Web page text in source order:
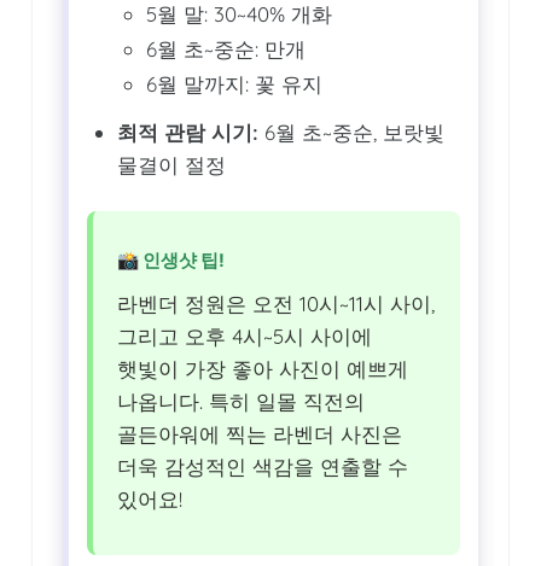
5월 말: 30~40% 개화
6월 초~중순: 만개
6월 말까지: 꽃 유지
최적 관람 시기: 6월 초~중순, 보랏빛
물결이 절정
📸 인생샷 팁!
라벤더 정원은 오전 10시~11시 사이,
그리고 오후 4시~5시 사이에
햇빛이 가장 좋아 사진이 예쁘게
나옵니다. 특히 일몰 직전의
골든아워에 찍는 라벤더 사진은
더욱 감성적인 색감을 연출할 수
있어요!